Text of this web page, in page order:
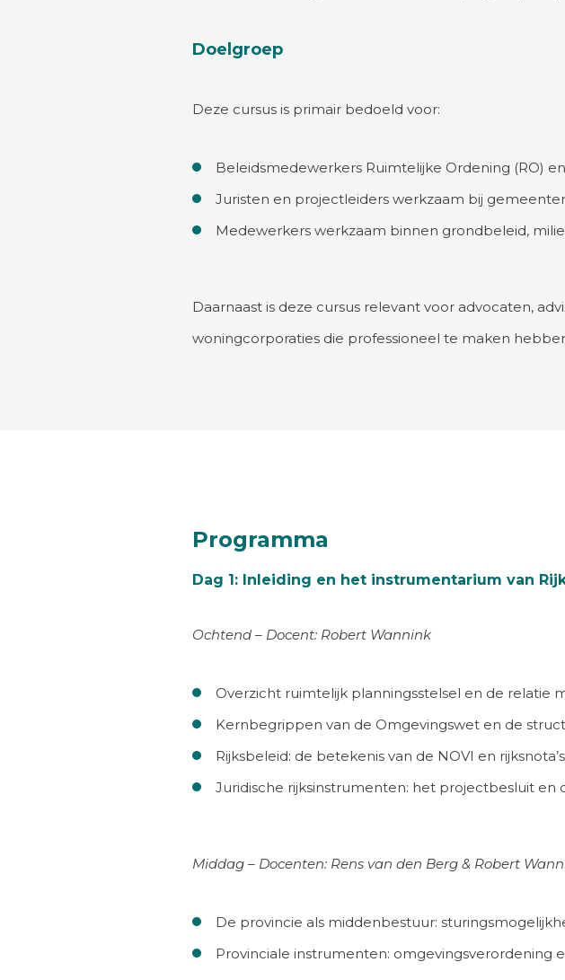
Doelgroep
Deze cursus is primair bedoeld voor:
Beleidsmedewerkers Ruimtelijke Ordening (RO) en
Juristen en projectleiders werkzaam bij
Medewerkers werkzaam binnen grondbeleid,
Daarnaast is deze cursus relevant voor advocaten,
woningcorporaties die professioneel te maken
Programma
Dag 1: Inleiding en het instrumentarium van
Ochtend – Docent: Robert Wannink
Overzicht ruimtelijk planningsstelsel en de relatie
Kernbegrippen van de Omgevingswet en de
Rijksbeleid: de betekenis van de NOVI en
Juridische rijksinstrumenten: het projectbesluit en
Middag – Docenten: Rens van den Berg & Robert
De provincie als middenbestuur:
Provinciale instrumenten: omgevingsverordening